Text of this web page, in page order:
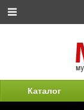
Каталог